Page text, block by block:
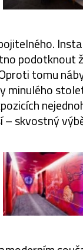
podotknout
tomu
minulého
– skvostný